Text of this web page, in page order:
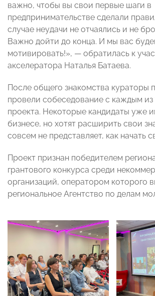
важно, чтобы вы свои первые шаги в
предпринимательстве сделали
случае неудачи не отчаялись и не
Важно дойти до конца. И мы вас
мотивировать!», — обратилась к
акселератора Наталья Батаева.
После общего знакомства кураторы
провели собеседование с каждым из
проекта. Некоторые кандидаты уже
бизнесе, но хотят расширить свои
совсем не представляет, как начать
Проект признан победителем
грантового конкурса среди
организаций, оператором которого
региональное Агентство по делам